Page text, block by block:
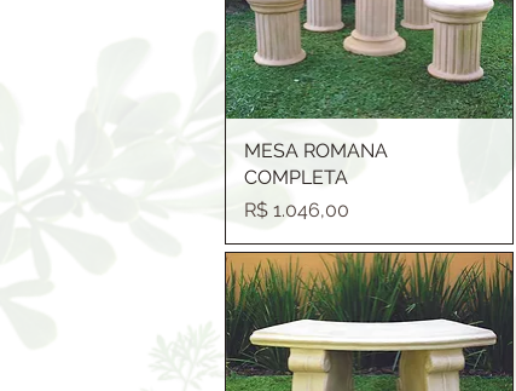
MESA ROMANA
COMPLETA
Preço
R$ 1.046,00